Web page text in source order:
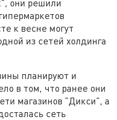
они решили
к весне могут
из сетей холдинга
планируют и
в том, что ранее они
магазинов "Дикси", а
сеть